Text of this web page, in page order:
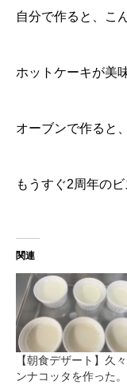
自分で作ると、こ
ホットケーキが美
オーブンで作ると
もうすぐ2周年の
関連
【朝食デザート】久
ンナコッタを作った。